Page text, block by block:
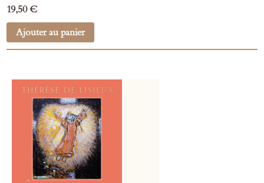
19,50 €
Ajouter au panier